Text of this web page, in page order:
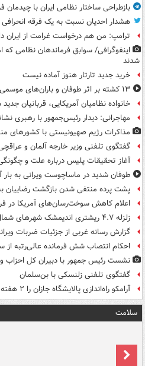
بازطراحی ساختار نظامی ایران با چیدمان
هشدار احدیان نسبت به یک فرقه انحرافی
ترامپ: من هم درخواست غرامت از ایران
اینفوگرافی/ سوابق فرماندهان نظامی
شدند
خرید جدید تارتار هنوز آماده نیست
۱۳ کشته بر اثر طوفان و باران‌های موسمی در فیلیپین
خانواده نظامیان آمریکایی، قربانیان
مهاجرانی: دیدار رئیس‌جمهور با رهبری
مذاکرات رژیم صهیونیستی با کشورهای
گفتگوی تلفنی وزیر خارجه آلمان و
آغاز تحقیقات پلیس درباره علت و
طوفان شدید در ماساچوست ویرانی به بار
پشت پرده منتفی شدن بازگشت رضاییان
اعلام کاهش سوخت‌رسان‌های آمریکا در
زلزله ۴.۷ ریشتری اندیمشک شهرهای شمال خوزستان را لرزاند
گزارش رسانه غربی از جزئیات ضربات
احکام انتصاب شش فرمانده عالی‌رتبه از
نشست رئیس جمهور با دبیران کل احزاب
گفتگوی تلفنی زلنسکی با بن‌سلمان
آرامکو راه‌اندازی پالایشگاه جازان را ۲ هفته به تعویق انداخت
سلامت